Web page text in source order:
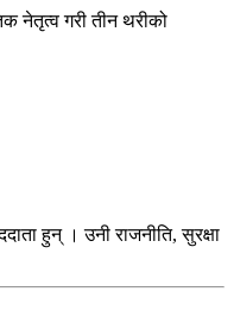
नेतृत्व गरी तीन थरीको
हुन् । उनी राजनीति, सुरक्षा